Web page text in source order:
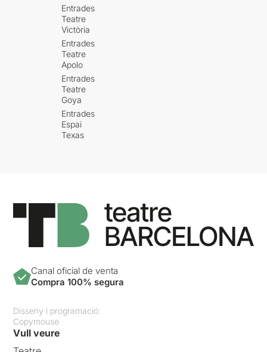
Entrades
Teatre
Victòria
Entrades
Teatre
Apolo
Entrades
Teatre
Goya
Entrades
Espai
Texas
Canal oficial de venta
Compra 100% segura
Disseny i programació:
Copymouse
Vull veure